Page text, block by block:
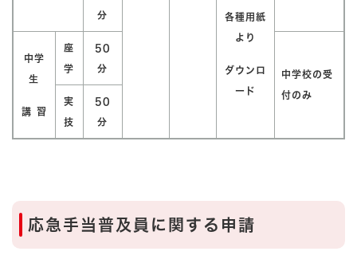
分 各種用紙
より
ダウンロ
ード
中学
生
講 習
座
学
50
分
中学校の受
付のみ
実
技
50
分
応急手当普及員に関する申請